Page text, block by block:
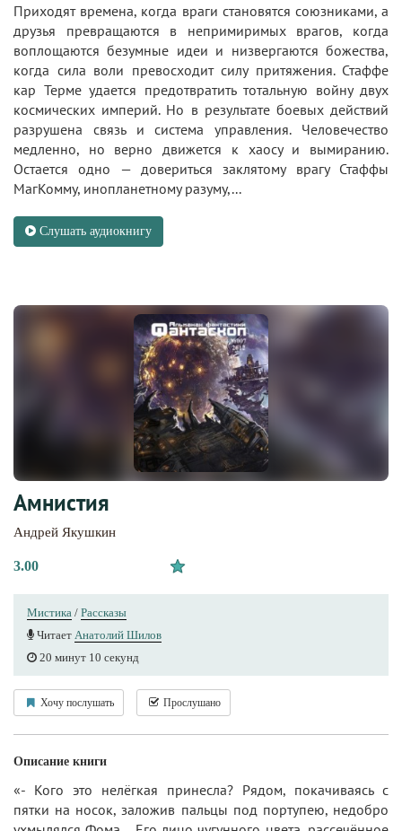
Приходят времена, когда враги становятся союзниками, а
друзья превращаются в непримиримых врагов, когда
воплощаются безумные идеи и низвергаются божества,
когда сила воли превосходит силу притяжения. Стаффе
кар Терме удается предотвратить тотальную войну двух
космических империй. Но в результате боевых действий
разрушена связь и система управления. Человечество
медленно, но верно движется к хаосу и вымиранию.
Остается одно — довериться заклятому врагу Стаффы
МагКомму, инопланетному разуму,...
Слушать аудиокнигу
Амнистия
Андрей Якушкин
3.00
Мистика / Рассказы
Читает Анатолий Шилов
20 минут 10 секунд
Хочу послушать Прослушано
Описание книги
«- Кого это нелёгкая принесла? Рядом, покачиваясь с
пятки на носок, заложив пальцы под портупею, недобро